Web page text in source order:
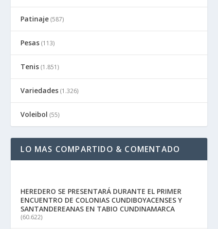
Patinaje (587)
Pesas (113)
Tenis (1.851)
Variedades (1.326)
Voleibol (55)
LO MAS COMPARTIDO & COMENTADO
HEREDERO SE PRESENTARÁ DURANTE EL PRIMER
ENCUENTRO DE COLONIAS CUNDIBOYACENSES Y
SANTANDEREANAS EN TABIO CUNDINAMARCA
(60.622)